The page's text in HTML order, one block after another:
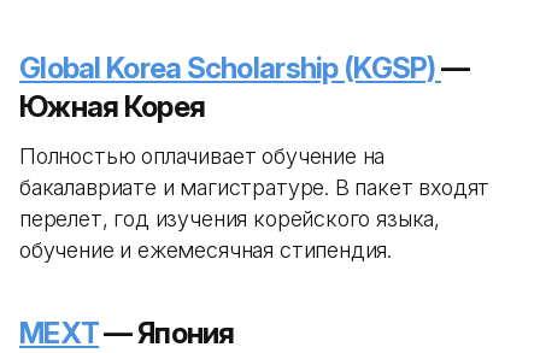
Global Korea Scholarship (KGSP)—
Южная Корея
Полностью оплачивает обучение на
бакалавриате и магистратуре. В пакет входят
перелет, год изучения корейского языка,
обучение и ежемесячная стипендия.
MEXT— Япония